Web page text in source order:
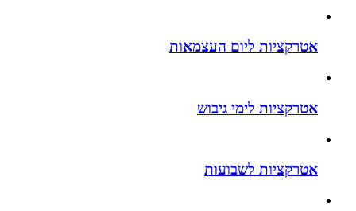
אטרקציות ליום העצמאות
אטרקציות לימי גיבוש
אטרקציות לשבועות